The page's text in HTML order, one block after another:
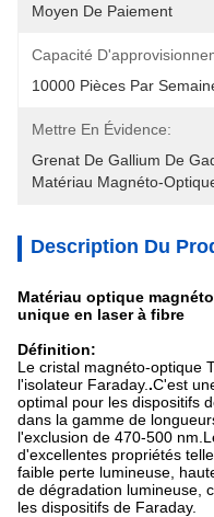
Moyen De Paiement
Capacité
10000 Pièces Par
Mettre En Évidence:
Grenat De Gallium De
Matériau Magnéto-
Description Du
Matériau optique
unique en laser à fibre
Définition:
Le cristal magnéto-optique
l'isolateur Faraday. .C'est
optimal pour les dispositifs
dans la gamme de
l'exclusion de 470-500
d'excellentes propriétés
faible perte lumineuse,
de dégradation lumineuse,
les dispositifs de Faraday.